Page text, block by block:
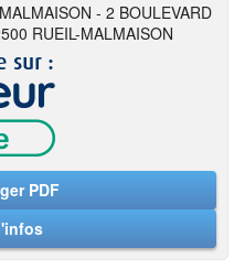
- 2 BOULEVARD
RUEIL-MALMAISON
PDF